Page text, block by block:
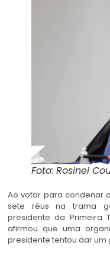
Foto: Rosinei
Ao votar para condenar
sete réus na trama
presidente da Primeira
afirmou que uma
presidente tentou dar um